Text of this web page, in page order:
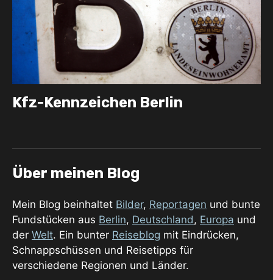
Kfz-Kennzeichen Berlin
Über meinen Blog
Mein Blog beinhaltet Bilder, Reportagen und bunte
Fundstücken aus Berlin, Deutschland, Europa und
der Welt. Ein bunter Reiseblog mit Eindrücken,
Schnappschüssen und Reisetipps für
verschiedene Regionen und Länder.